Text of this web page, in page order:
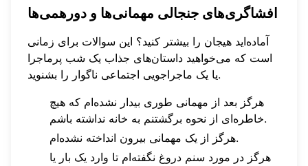
افشاگری‌های جنجالی مهمانی‌ها و دورهمی‌ها
آماده‌اید هیجان را بیشتر کنید؟ این سوالات برای زمانی
است که می‌خواهید داستان‌های جذاب یک شب پرماجرا
یا یک ماجراجویی اجتماعی ناگوار را بشنوید.
هرگز بعد از مهمانی طوری بیدار نشده‌ام که هیچ
خاطره‌ای از نحوه برگشتنم به خانه نداشته باشم.
هرگز از یک مهمانی بیرون انداخته نشده‌ام.
هرگز در مورد سنم دروغ نگفته‌ام تا وارد یک بار یا